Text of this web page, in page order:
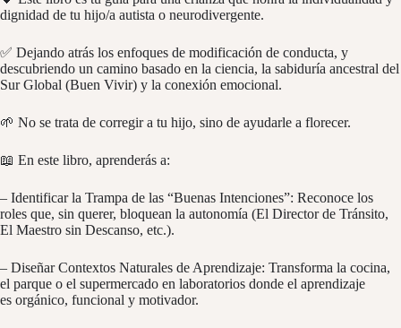
dignidad de tu hijo/a autista o neurodivergente.
✅ Dejando atrás los enfoques de modificación de conducta, y
descubriendo un camino basado en la ciencia, la sabiduría ancestral del
Sur Global (Buen Vivir) y la conexión emocional.
🌱 No se trata de corregir a tu hijo, sino de ayudarle a florecer.
📖 En este libro, aprenderás a:
– Identificar la Trampa de las “Buenas Intenciones”: Reconoce los
roles que, sin querer, bloquean la autonomía (El Director de Tránsito,
El Maestro sin Descanso, etc.).
– Diseñar Contextos Naturales de Aprendizaje: Transforma la cocina,
el parque o el supermercado en laboratorios donde el aprendizaje
es orgánico, funcional y motivador.